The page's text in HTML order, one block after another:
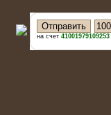
на счет 41001979109253